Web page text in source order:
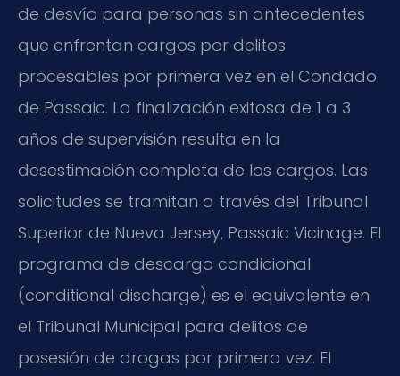
de desvío para personas sin antecedentes
que enfrentan cargos por delitos
procesables por primera vez en el Condado
de Passaic. La finalización exitosa de 1 a 3
años de supervisión resulta en la
desestimación completa de los cargos. Las
solicitudes se tramitan a través del Tribunal
Superior de Nueva Jersey, Passaic Vicinage. El
programa de descargo condicional
(conditional discharge) es el equivalente en
el Tribunal Municipal para delitos de
posesión de drogas por primera vez. El